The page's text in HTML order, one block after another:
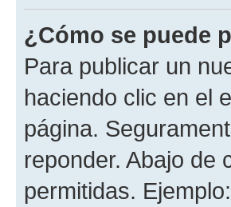
¿Cómo se puede
Para publicar un
haciendo clic en el
página.
reponder. Abajo de
permitidas.